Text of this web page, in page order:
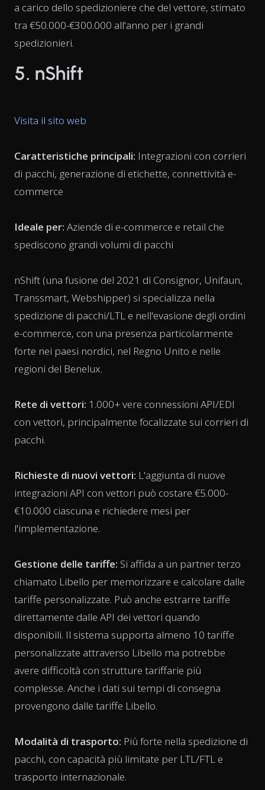
a carico dello spedizioniere che del vettore, stimato
tra €50.000-€300.000 all'anno per i grandi
spedizionieri.
5. nShift
Visita il sito web
Caratteristiche principali: Integrazioni con corrieri
di pacchi, generazione di etichette, connettività e-
commerce
Ideale per: Aziende di e-commerce e retail che
spediscono grandi volumi di pacchi
nShift (una fusione del 2021 di Consignor, Unifaun,
Transsmart, Webshipper) si specializza nella
spedizione di pacchi/LTL e nell'evasione degli ordini
e-commerce, con una presenza particolarmente
forte nei paesi nordici, nel Regno Unito e nelle
regioni del Benelux.
Rete di vettori: 1.000+ vere connessioni API/EDI
con vettori, principalmente focalizzate sui corrieri di
pacchi.
Richieste di nuovi vettori: L'aggiunta di nuove
integrazioni API con vettori può costare €5.000-
€10.000 ciascuna e richiedere mesi per
l'implementazione.
Gestione delle tariffe: Si affida a un partner terzo
chiamato Libello per memorizzare e calcolare dalle
tariffe personalizzate. Può anche estrarre tariffe
direttamente dalle API dei vettori quando
disponibili. Il sistema supporta almeno 10 tariffe
personalizzate attraverso Libello ma potrebbe
avere difficoltà con strutture tariffarie più
complesse. Anche i dati sui tempi di consegna
provengono dalle tariffe Libello.
Modalità di trasporto: Più forte nella spedizione di
pacchi, con capacità più limitate per LTL/FTL e
trasporto internazionale.